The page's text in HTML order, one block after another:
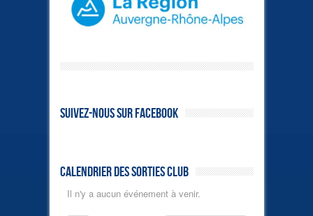
Suivez-nous sur Facebook
Calendrier des sorties club
Il n'y a aucun événement à venir.